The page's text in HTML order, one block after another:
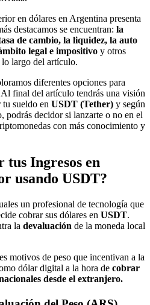
en dólares en Argentina presenta
destacamos se encuentran: la
de cambio, la liquidez, la auto
legal e impositivo y otros
lo largo del artículo.
diferentes opciones para
final del artículo tendrás una visión
sueldo en USDT (Tether) y según
podrás decidor si lanzarte o no en el
con más conocimiento y
tus Ingresos en
usando USDT?
un profesional de tecnología que
cobrar sus dólares en USDT.
la devaluación de la moneda local
motivos de peso que incentivan a la
dólar digital a la hora de cobrar
desde el extranjero.